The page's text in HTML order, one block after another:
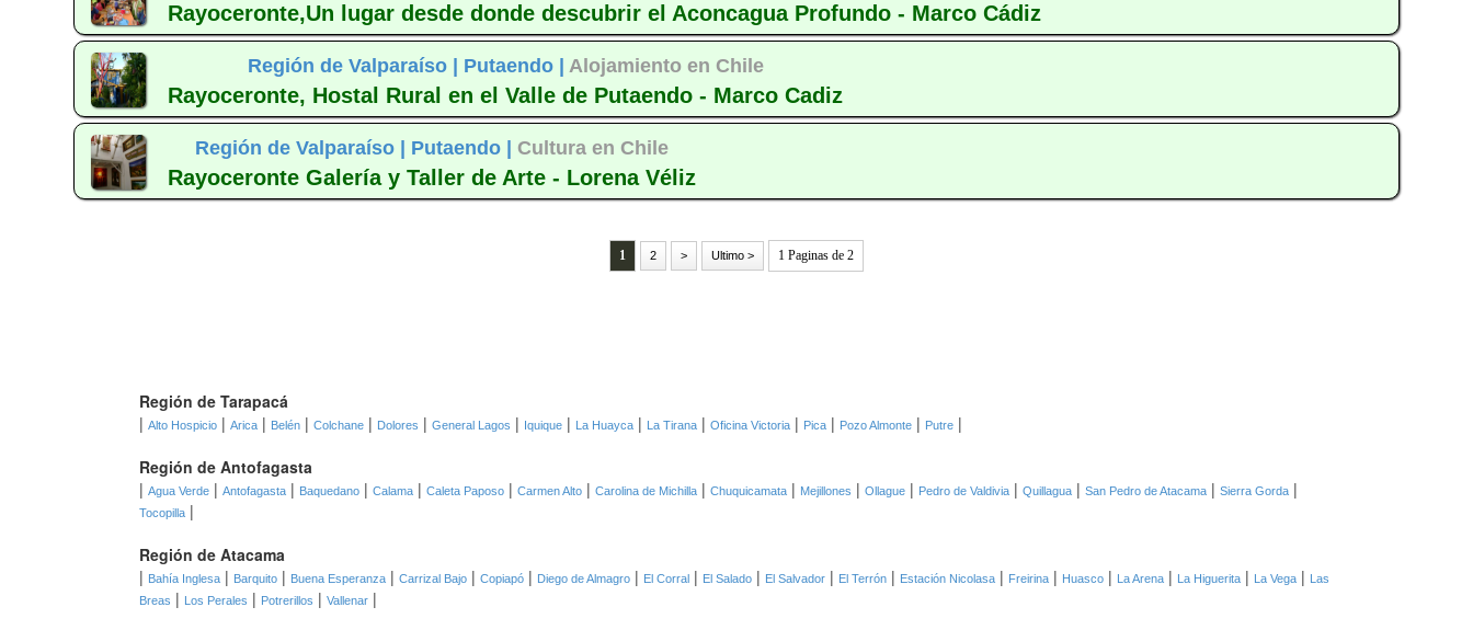
Rayoceronte,Un lugar desde donde descubrir el Aconcagua Profundo - Marco Cádiz
Región de Valparaíso | Putaendo | Alojamiento en Chile
Rayoceronte, Hostal Rural en el Valle de Putaendo - Marco Cadiz
Región de Valparaíso | Putaendo |Cultura en Chile
Rayoceronte Galería y Taller de Arte - Lorena Véliz
1 2 > Ultimo > 1 Paginas de 2
Región de Tarapacá
| Alto Hospicio | Arica | Belén | Colchane | Dolores | General Lagos | Iquique | La Huayca | La Tirana | Oficina Victoria | Pica | Pozo Almonte | Putre |
Región de Antofagasta
| Agua Verde | Antofagasta | Baquedano | Calama | Caleta Paposo | Carmen Alto | Carolina de Michilla | Chuquicamata | Mejillones | Ollague | Pedro de Valdivia | Quillagua | San Pedro de Atacama | Sierra Gorda |
Tocopilla |
Región de Atacama
| Bahía Inglesa | Barquito | Buena Esperanza | Carrizal Bajo | Copiapó | Diego de Almagro | El Corral | El Salado | El Salvador | El Terrón | Estación Nicolasa | Freirina | Huasco | La Arena | La Higuerita | La Vega | Las
Breas | Los Perales | Potrerillos | Vallenar |